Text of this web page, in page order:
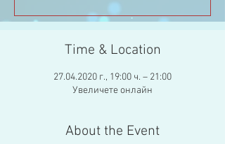
Time & Location
27.04.2020 г., 19:00 ч. – 21:00
Увеличете онлайн
About the Event